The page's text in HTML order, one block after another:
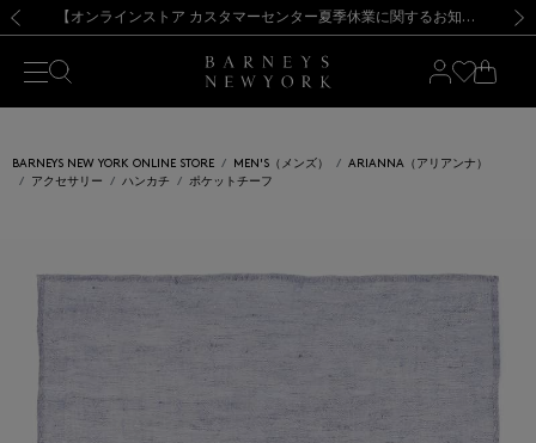
新規登録のお客様も対象！＜MY BARNEYS＞会員のお客様は11,000円（税込）以上のお買上げで常時送料無料！お買い物の際は会員登録を！
【夏季休業に伴う出荷一時停止のお知らせ】(2026.8.7) 【オンラインストア カスタマーセンター夏季休業に関するお知らせ】（2026.8.7）
【夏季休業に伴う返品・交換承り一時停止のお知らせ】（2026.8.5）
熊本県を中心とした地震の影響によるお荷物のお届けについて
【開催中】SUMMER SALEのご案内・ご注意事項 新規登録のお客様も対象！＜MY BARNEYS＞会員のお客様は11,000円（税込）以上のお買上げで常時送料無料！お買い物の際は会員登録を！
【夏季休業に伴う出荷一時停止のお知らせ】(2026.8.7)
BARNEYS NEW YORK ONLINE STORE MEN'S（メンズ）
ARIANNA（アリアンナ）
アクセサリー
ハンカチ ポケットチーフ